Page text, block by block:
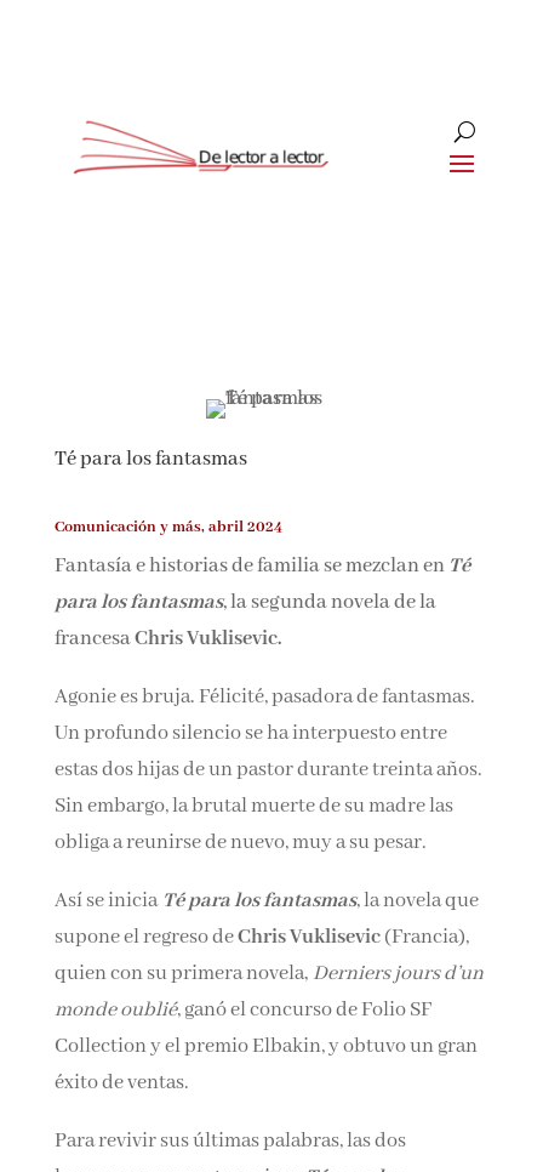
Té para los fantasmas
Comunicación y más, abril 2024
Fantasía e historias de familia se mezclan en Té
para los fantasmas, la segunda novela de la
francesaChris Vuklisevic.
Agonie es bruja. Félicité, pasadora de fantasmas.
Un profundo silencio se ha interpuesto entre
estas dos hijas de un pastor durante treinta años.
Sin embargo, la brutal muerte de su madre las
obliga a reunirse de nuevo, muy a su pesar.
Así se inicia Té para los fantasmas, la novela que
supone el regreso deChris Vuklisevic(Francia),
quien con su primera novela, Derniers jours d’un
monde oublié, ganó el concurso de Folio SF
Collection y el premio Elbakin, y obtuvo un gran
éxito de ventas.
Para revivir sus últimas palabras, las dos